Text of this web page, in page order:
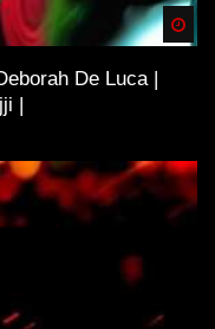
De Luca |
|